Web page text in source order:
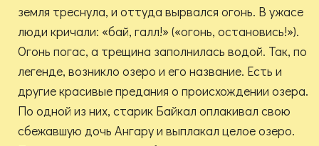
земля треснула, и оттуда вырвался огонь. В ужасе
люди кричали: «бай, галл!» («огонь, остановись!»).
Огонь погас, а трещина заполнилась водой. Так, по
легенде, возникло озеро и его название. Есть и
другие красивые предания о происхождении озера.
По одной из них, старик Байкал оплакивал свою
сбежавшую дочь Ангару и выплакал целое озеро.